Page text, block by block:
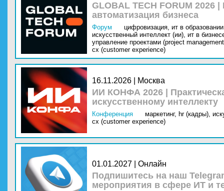
GLOBAL TECH FORUM
автоматизация бизнеса
Форум цифровизация, ит в
искусственный интеллект (ии), ит в
управление проектами (project
cx (customer experience)
16.11.2026 | Москва
ИИ КОНФА 2026 |
искусственному интеллекту
Конференция маркетинг, hr (кадры),
cx (customer experience)
01.01.2027 | Онлайн
Подпишитесь на наш
мероприятия в сфере ИТ и